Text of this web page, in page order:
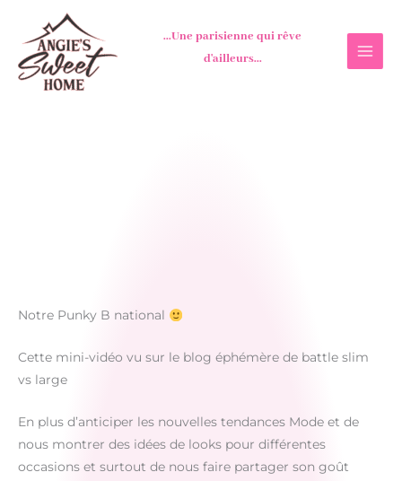
contenu
...Une parisienne qui rêve
d'ailleurs...
Notre Punky B national
Cette mini-vidéo vu sur le blog éphémère de battle slim
vs large
En plus d’anticiper les nouvelles tendances Mode et de
nous montrer des idées de looks pour différentes
occasions et surtout de nous faire partager son goût